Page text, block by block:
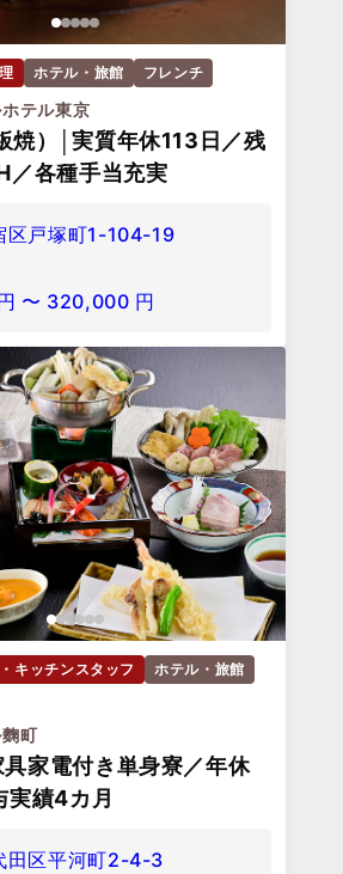
ホテル・旅館 フレンチ
テル東京
焼）│実質年休113日／残
／各種手当充実
区戸塚町1-104-19
〜 320,000 円
キッチンスタッフ
ホテル・旅館
町
家電付き単身寮／年休
実績4カ月
田区平河町2-4-3